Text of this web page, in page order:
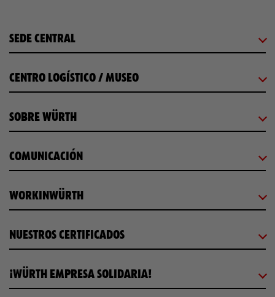
SEDE CENTRAL
CENTRO LOGÍSTICO / MUSEO
SOBRE WÜRTH
COMUNICACIÓN
WORKINWÜRTH
NUESTROS CERTIFICADOS
¡WÜRTH EMPRESA SOLIDARIA!